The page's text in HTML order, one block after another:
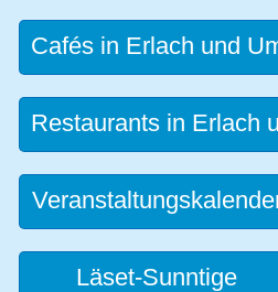
Cafés in Erlach und
Restaurants in Erlach
Läset-Sunntige